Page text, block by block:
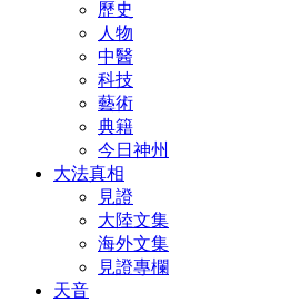
歷史
人物
中醫
科技
藝術
典籍
今日神州
大法真相
見證
大陸文集
海外文集
見證專欄
天音